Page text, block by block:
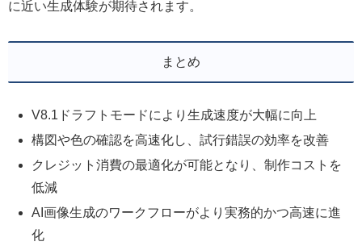
に近い生成体験が期待されます。
まとめ
V8.1ドラフトモードにより生成速度が大幅に向上
構図や色の確認を高速化し、試行錯誤の効率を改善
クレジット消費の最適化が可能となり、制作コストを
低減
AI画像生成のワークフローがより実務的かつ高速に進
化